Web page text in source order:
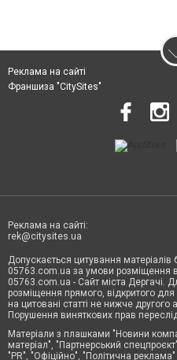
Реклама на сайті
Франшиза "CitySites"
Реклама на сайті:
rek@citysites.ua
Допускається цитування
05763.com.ua за умови розміщення
05763.com.ua - Сайт міста Дергачі.
розміщення прямого, відкритого
на цитовані статті не нижче другого
Порушення виняткових прав
Матеріали з плашками "Новини
матеріал", "Партнерський
"PR", "Офіційно", "Політична